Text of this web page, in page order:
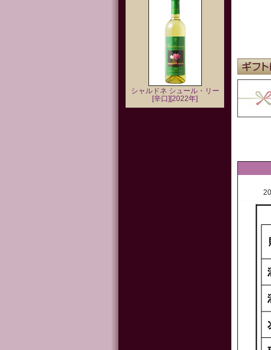
シャルドネ シュール・リー
[辛口][2022年]